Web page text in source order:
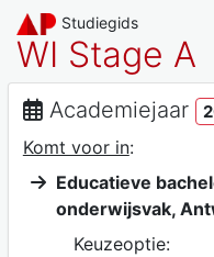
Studiegids
WI Stage A
Academiejaar
Komt voor in:
Educatieve
onderwijsvak,
Keuzeoptie: